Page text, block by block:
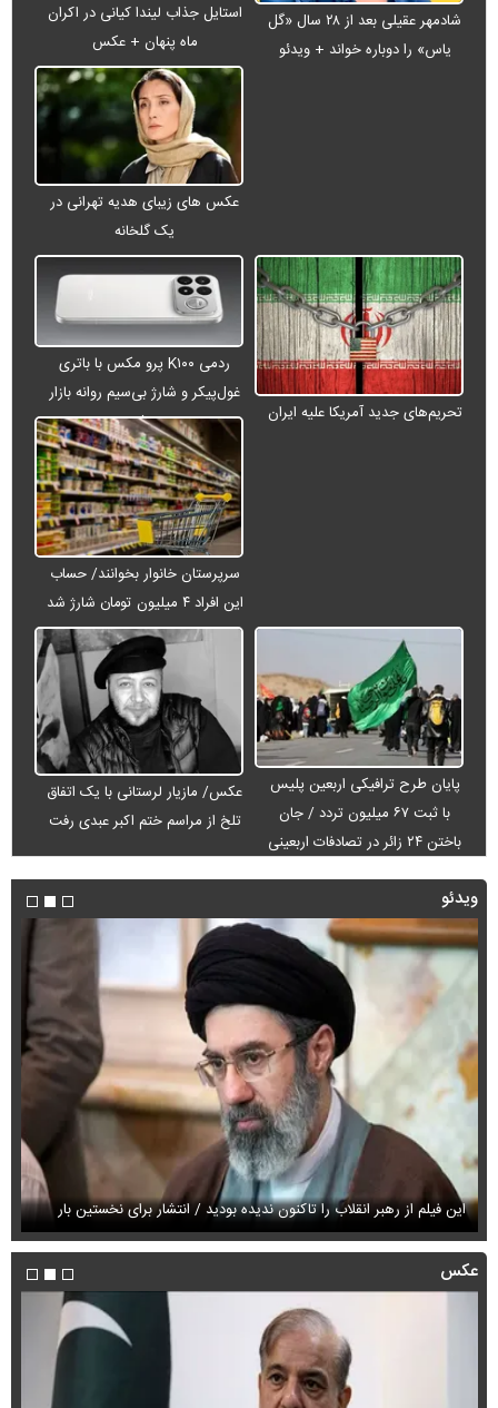
شادمهر عقیلی بعد از ۲۸ سال «گل
یاس» را دوباره خواند + ویدئو
استایل جذاب لیندا کیانی در اکران
ماه پنهان + عکس
عکس های زیبای هدیه تهرانی در
یک گلخانه
تحریم‌های جدید آمریکا علیه ایران
ردمی K۱۰۰ پرو مکس با باتری
غول‌پیکر و شارژ بی‌سیم روانه بازار
می‌شود
سرپرستان خانوار بخوانند/ حساب
این افراد ۴ میلیون تومان شارژ شد
پایان طرح ترافیکی اربعین پلیس
با ثبت ۶۷ میلیون تردد / جان
باختن ۲۴ زائر در تصادفات اربعینی
عکس/ مازیار لرستانی با یک اتفاق
تلخ از مراسم ختم اکبر عبدی رفت
ویدئو
این فیلم از رهبر انقلاب را تاکنون ندیده بودید / انتشار برای نخستین بار
عکس